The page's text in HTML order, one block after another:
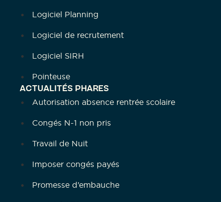
Logiciel Planning
Logiciel de recrutement
Logiciel SIRH
Pointeuse
ACTUALITÉS PHARES
Autorisation absence rentrée scolaire
Congés N-1 non pris
Travail de Nuit
Imposer congés payés
Promesse d’embauche